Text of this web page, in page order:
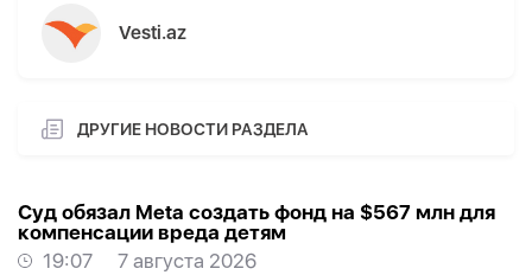
Vesti.az
ДРУГИЕ НОВОСТИ РАЗДЕЛА
Суд обязал Meta создать фонд на $567 млн для
компенсации вреда детям
19:07
7 августа 2026